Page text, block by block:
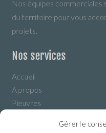
Gérer le
Nos équipes commerciales
du territoire pour vous
projets.
Nos services
Accueil
A propos
Pieuvres
Maison Connectée